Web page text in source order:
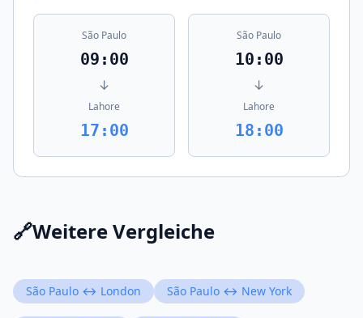
São Paulo
09:00
↓
Lahore
17:00
São Paulo
10:00
↓
Lahore
18:00
🔗Weitere Vergleiche
São Paulo ↔ London São Paulo ↔ New York